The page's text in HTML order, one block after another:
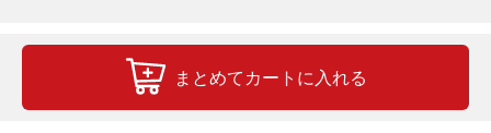
まとめてカートに入れる